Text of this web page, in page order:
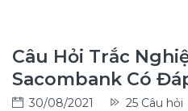
Câu Hỏi Trắc
Sacombank Có
30/08/2021 25 Câu hỏi